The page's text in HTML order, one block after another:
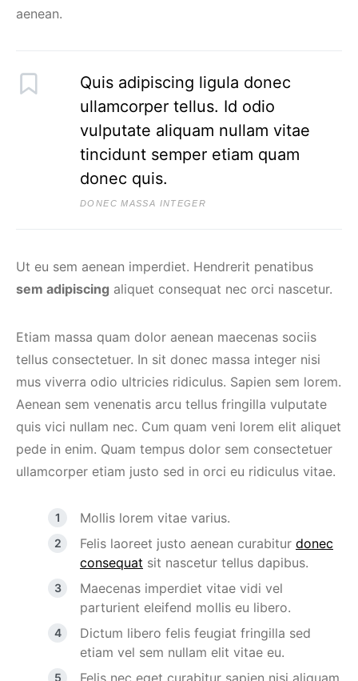
aenean.
Quis adipiscing ligula donec
ullamcorper tellus. Id odio
vulputate aliquam nullam vitae
tincidunt semper etiam quam
donec quis.
DONEC MASSA INTEGER
Ut eu sem aenean imperdiet. Hendrerit penatibus
sem adipiscing aliquet consequat nec orci nascetur.
Etiam massa quam dolor aenean maecenas sociis
tellus consectetuer. In sit donec massa integer nisi
mus viverra odio ultricies ridiculus. Sapien sem lorem.
Aenean sem venenatis arcu tellus fringilla vulputate
quis vici nullam nec. Cum quam veni lorem elit aliquet
pede in enim. Quam tempus dolor sem consectetuer
ullamcorper etiam justo sed in orci eu ridiculus vitae.
Mollis lorem vitae varius.
Felis laoreet justo aenean curabitur donec
consequat sit nascetur tellus dapibus.
Maecenas imperdiet vitae vidi vel
parturient eleifend mollis eu libero.
Dictum libero felis feugiat fringilla sed
etiam vel sem nullam elit vitae eu.
Felis nec eget curabitur sapien nisi aliquam